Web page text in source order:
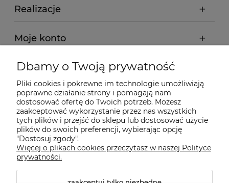
Realizacje
Moje konto
Regulamin
Dostawa - realizacja
Gwarancja i zwroty
Pomoc
Dbamy o Twoją prywatność
Pliki cookies i pokrewne im technologie umożliwiają
poprawne działanie strony i pomagają nam
dostosować ofertę do Twoich potrzeb. Możesz
zaakceptować wykorzystanie przez nas wszystkich
tych plików i przejść do sklepu lub dostosować użycie
plików do swoich preferencji, wybierając opcję
"Dostosuj zgody".
Więcej o plikach cookies przeczytasz w naszej Polityce
prywatności.